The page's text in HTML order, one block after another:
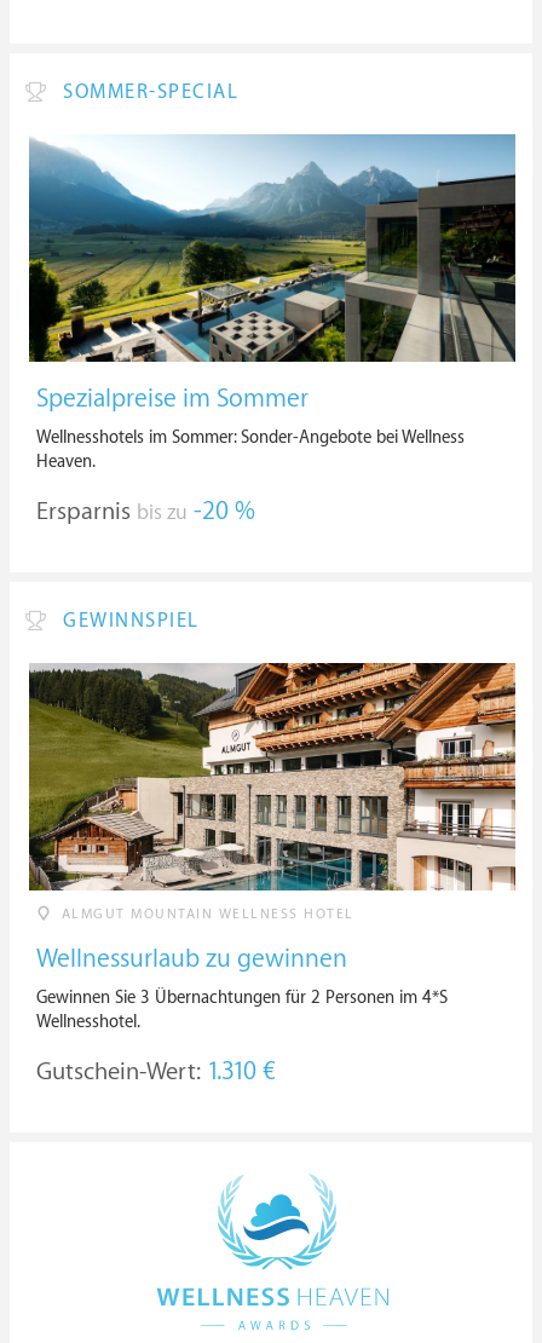
SOMMER-SPECIAL
Spezialpreise im Sommer
Wellnesshotels im Sommer: Sonder-Angebote bei Wellness
Heaven.
Ersparnis bis zu -20 %
GEWINNSPIEL
ALMGUT MOUNTAIN WELLNESS HOTEL
Wellnessurlaub zu gewinnen
Gewinnen Sie 3 Übernachtungen für 2 Personen im 4*S
Wellnesshotel.
Gutschein-Wert: 1.310 €